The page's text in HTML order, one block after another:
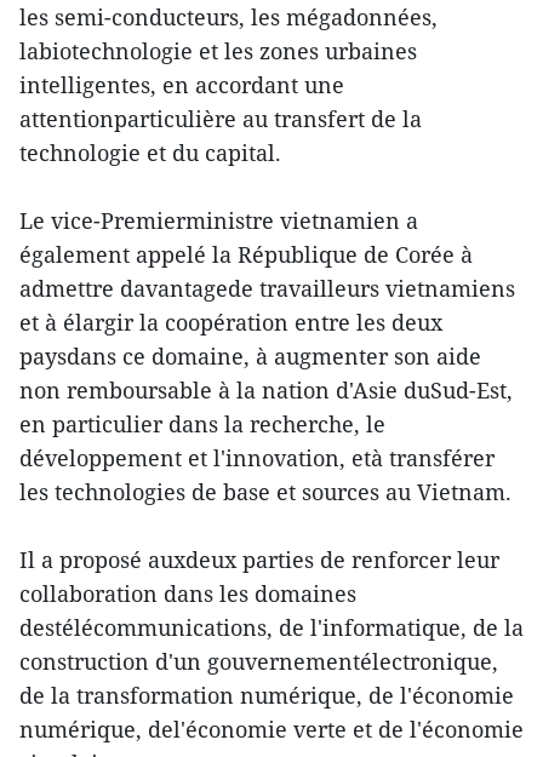
les semi-conducteurs, les mégadonnées,
labiotechnologie et les zones urbaines
intelligentes, en accordant une
attentionparticulière au transfert de la
technologie et du capital.
Le vice-Premierministre vietnamien a
également appelé la République de Corée à
admettre davantagede travailleurs vietnamiens
et à élargir la coopération entre les deux
paysdans ce domaine, à augmenter son aide
non remboursable à la nation d'Asie duSud-Est,
en particulier dans la recherche, le
développement et l'innovation, età transférer
les technologies de base et sources au Vietnam.
Il a proposé auxdeux parties de renforcer leur
collaboration dans les domaines
destélécommunications, de l'informatique, de la
construction d'un gouvernementélectronique,
de la transformation numérique, de l'économie
numérique, del'économie verte et de l'économie